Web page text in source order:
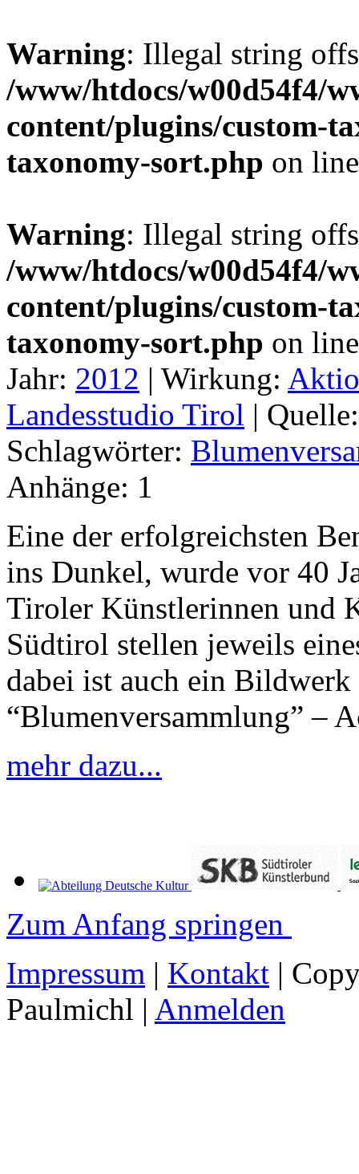
Warning: Illegal string
/www/htdocs/w00d54f4/
content/plugins/custom-
taxonomy-sort.php on
Warning: Illegal string
/www/htdocs/w00d54f4/
content/plugins/custom-
taxonomy-sort.php on
Jahr: 2012 | Wirkung:
Landesstudio Tirol |
Schlagwörter:
Anhänge: 1
Eine der erfolgreichsten
ins Dunkel, wurde vor 40
Tiroler Künstlerinnen und
Südtirol stellen jeweils
dabei ist auch ein
“Blumenversammlung” –
mehr dazu...
Zum Anfang springen
Impressum | Kontakt |
Paulmichl | Anmelden